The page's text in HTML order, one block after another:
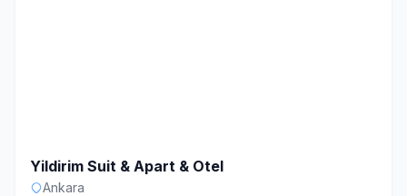
Yildirim Suit & Apart & Otel
Ankara